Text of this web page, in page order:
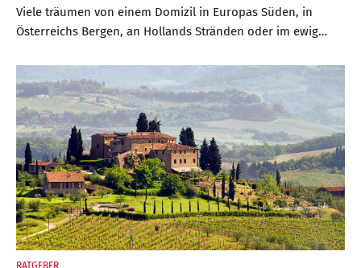
Viele träumen von einem Domizil in Europas Süden, in
Österreichs Bergen, an Hollands Stränden oder im ewig
geben einen Überblick der jeweiligen Marktlagen
RATGEBER